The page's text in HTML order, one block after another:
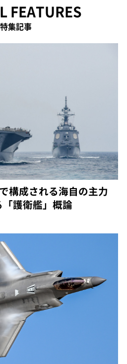
FEATURES
特集記事
構成される海自の主力
護衛艦」概論